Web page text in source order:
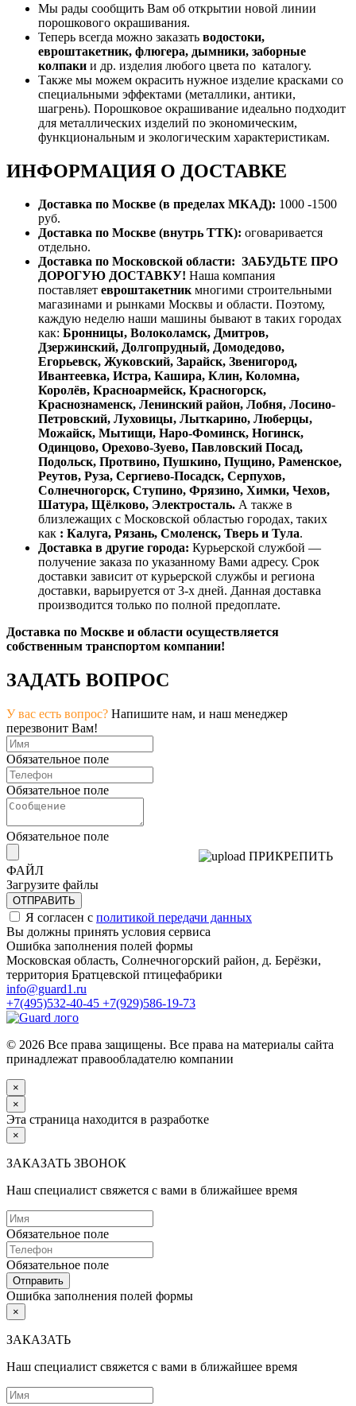
Мы рады сообщить Вам об открытии новой линии
порошкового окрашивания.
Теперь всегда можно заказать водостоки,
евроштакетник, флюгера, дымники, заборные
колпаки и др. изделия любого цвета по каталогу.
Также мы можем окрасить нужное изделие красками со
специальными эффектами (металлики, антики,
шагрень). Порошковое окрашивание идеально подходит
для металлических изделий по экономическим,
функциональным и экологическим характеристикам.
ИНФОРМАЦИЯ О ДОСТАВКЕ
Доставка по Москве (в пределах МКАД): 1000 -1500
руб.
Доставка по Москве (внутрь ТТК): оговаривается
отдельно.
Доставка по Московской области: ЗАБУДЬТЕ ПРО
ДОРОГУЮ ДОСТАВКУ! Наша компания
поставляет евроштакетникмногими строительными
магазинами и рынками Москвы и области. Поэтому,
каждую неделю наши машины бывают в таких городах
как: Бронницы, Волоколамск, Дмитров,
Дзержинский, Долгопрудный, Домодедово,
Егорьевск, Жуковский, Зарайск, Звенигород,
Ивантеевка, Истра, Кашира, Клин, Коломна,
Королёв, Красноармейск, Красногорск,
Краснознаменск, Ленинский район, Лобня, Лосино-
Петровский, Луховицы, Лыткарино, Люберцы,
Можайск, Мытищи, Наро-Фоминск, Ногинск,
Одинцово, Орехово-Зуево, Павловский Посад,
Подольск, Протвино, Пушкино, Пущино, Раменское,
Реутов, Руза, Сергиево-Посадск, Серпухов,
Солнечногорск, Ступино, Фрязино, Химки, Чехов,
Шатура, Щёлково, Электросталь. А также в
близлежащих с Московской областью городах, таких
как : Калуга, Рязань, Смоленск, Тверь и Тула.
Доставка в другие города: Курьерской службой —
получение заказа по указанному Вами адресу. Срок
доставки зависит от курьерской службы и региона
доставки, варьируется от 3-х дней. Данная доставка
производится только по полной предоплате.
Доставка по Москве и области осуществляется
собственным транспортом компании!
ЗАДАТЬ ВОПРОС
У вас есть вопрос? Напишите нам, и наш менеджер
перезвонит Вам!
Обязательное поле
Обязательное поле
Обязательное поле
ПРИКРЕПИТЬ
ФАЙЛ
Загрузите файлы
ОТПРАВИТЬ
Я согласен с политикой передачи данных
Вы должны принять условия сервиса
Ошибка заполнения полей формы
Московская область, Солнечногорский район, д. Берёзки,
территория Братцевской птицефабрики
info@guard1.ru
+7(495)532-40-45 +7(929)586-19-73
© 2026 Все права защищены. Все права на материалы сайта
принадлежат правообладателю компании
×
×
Эта страница находится в разработке
×
ЗАКАЗАТЬ ЗВОНОК
Наш специалист свяжется с вами в ближайшее время
Обязательное поле
Обязательное поле
Отправить
Ошибка заполнения полей формы
×
ЗАКАЗАТЬ
Наш специалист свяжется с вами в ближайшее время